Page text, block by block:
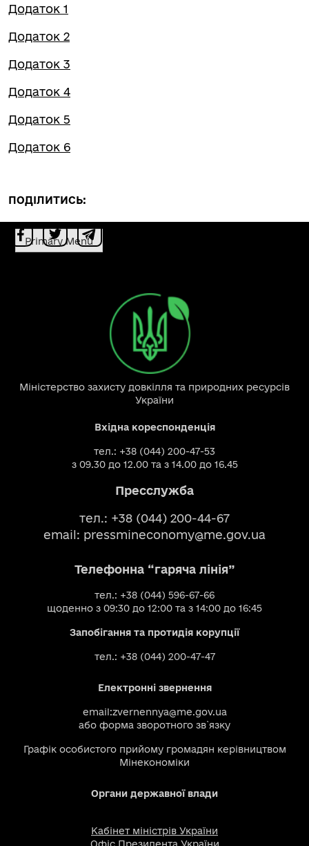
Додаток 1
Додаток 2
Додаток 3
Додаток 4
Додаток 5
Додаток 6
ПОДІЛИТИСЬ:
Primary Menu
Міністерство захисту довкілля та природних ресурсів
України
Вхідна кореспонденція
тел.: +38 (044) 200-47-53
з 09.30 до 12.00 та з 14.00 до 16.45
Пресслужба
тел.: +38 (044) 200-44-67
email: pressmineconomy@me.gov.ua
Телефонна “гаряча лінія”
тел.: +38 (044) 596-67-66
щоденно з 09:30 до 12:00 та з 14:00 до 16:45
Запобігання та протидія корупції
тел.: +38 (044) 200-47-47
Електронні звернення
email:zvernennya@me.gov.ua
або форма зворотного зв`язку
Графік особистого прийому громадян керівництвом
Мінекономіки
Органи державної влади
Кабінет міністрів України